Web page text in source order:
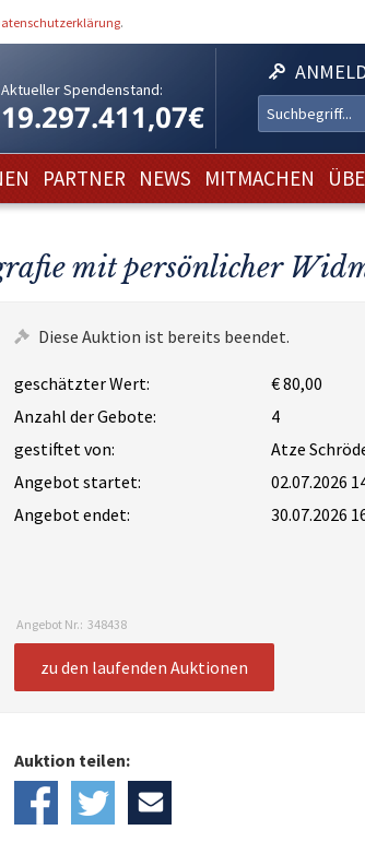
.
Aktueller Spendenstand:
19.297.411,07€
PARTNER NEWS MITMACHEN
mit persönlicher
Diese Auktion ist bereits beendet.
geschätzter Wert:
€ 80,00
Anzahl der Gebote:
4
gestiftet von:
Atze
Angebot startet:
02.07.2026
Angebot endet:
30.07.2026
Angebot Nr.: 348438
zu den laufenden Auktionen
Auktion teilen: